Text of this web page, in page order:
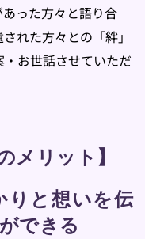
った方々と語り合
れた方々との「絆」
お世話させていただ
メリット】
りと想いを伝
できる